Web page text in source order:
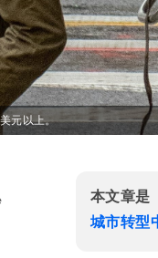
元以上。
本文章是
城市转型